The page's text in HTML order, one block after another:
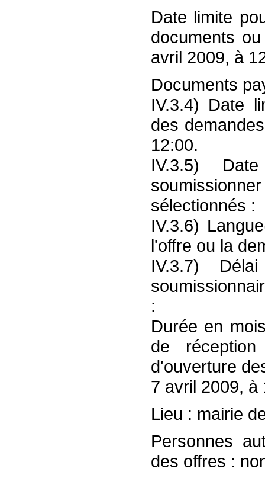
Date limite
documents
avril 2009, à
Documents
IV.3.4) Date
des
12:00.
IV.3.5)
sélectionnés :
IV.3.6)
l'offre ou la
IV.3.7)
:
Durée en
de
d'ouverture
7 avril 2009, à
Lieu : mairie
Personnes
des offres :